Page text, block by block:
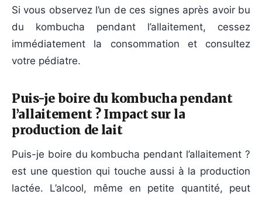
Si vous observez l’un de ces signes après avoir bu
du kombucha pendant l’allaitement, cessez
immédiatement la consommation et consultez
votre pédiatre.
Puis-je boire du kombucha pendant
l’allaitement ? Impact sur la
production de lait
Puis-je boire du kombucha pendant l’allaitement ?
est une question qui touche aussi à la production
lactée. L’alcool, même en petite quantité, peut